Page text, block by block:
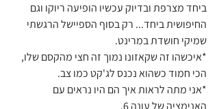
ביחד מצרפת ובדיוק עכשיו הופיעה ריוקו וגם
החיפושית ביחד... רק בסוף הספיישל הרגשתי
שמיקי חושדת במרינט.
*איכשהו זה שקאזונו נמוך זה חצי מהקסם שלו,
הכי חמוד כשהוא נכנס לג'קט כמו צב.
*אני מתה לראות איך הם היו נראים עם
האנימציה של עונה 6.